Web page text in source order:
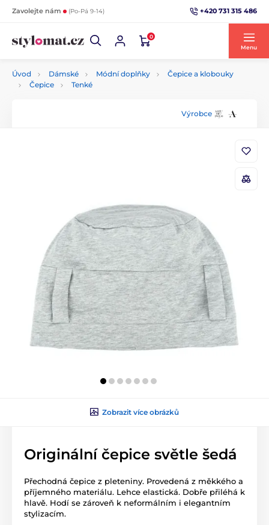
Zavolejte nám (Po-Pá 9-14) +420 731 315 486
0
Menu
Úvod Dámské Módní doplňky
Čepice a klobouky
Čepice
Tenké
Výrobce
Zobrazit více obrázků
Originální čepice světle šedá
Přechodná čepice z pleteniny. Provedená z měkkého a
příjemného materiálu. Lehce elastická. Dobře přiléhá k
hlavě. Hodí se zároveň k neformálním i elegantním
stylizacím.